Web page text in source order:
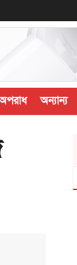
অন্যান্য